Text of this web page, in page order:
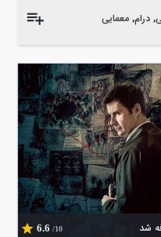
,درام,معمایی
شد 6.6 /10